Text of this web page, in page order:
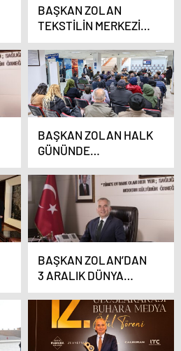
BAŞKAN ZOLAN
TEKSTİLİN MERKEZİ
BULDAN’I ZİYARET
ETTİ
BAŞKAN ZOLAN HALK
GÜNÜNDE
HEMŞEHRİLERİYLE
BULUŞTU
BAŞKAN ZOLAN’DAN
3 ARALIK DÜNYA
ENGELLİLER GÜNÜ
MESAJI